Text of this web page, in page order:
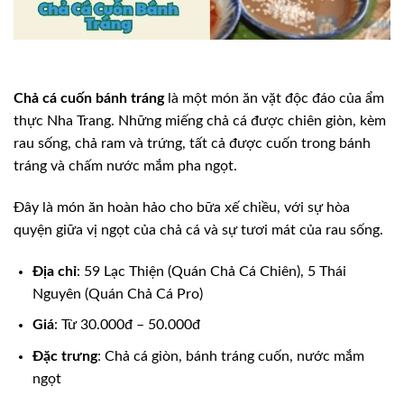
Chả cá cuốn bánh tránglà một món ăn vặt độc đáo của ẩm
thực Nha Trang. Những miếng chả cá được chiên giòn, kèm
rau sống, chả ram và trứng, tất cả được cuốn trong bánh
tráng và chấm nước mắm pha ngọt.
Đây là món ăn hoàn hảo cho bữa xế chiều, với sự hòa
quyện giữa vị ngọt của chả cá và sự tươi mát của rau sống.
Địa chỉ: 59 Lạc Thiện (Quán Chả Cá Chiên), 5 Thái
Nguyên (Quán Chả Cá Pro)
Giá: Từ 30.000đ – 50.000đ
Đặc trưng: Chả cá giòn, bánh tráng cuốn, nước mắm
ngọt